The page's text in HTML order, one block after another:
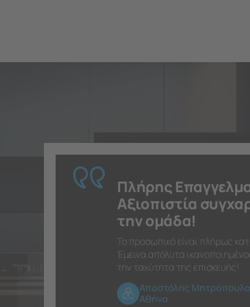
Πλήρης
Αξιοπιστία
την ομάδα!
Το προσωπικό είναι πλήρως
Έμεινα απόλυτα
την ταχύτητα της επισκευής!
Αποστόλης
Αθήνα